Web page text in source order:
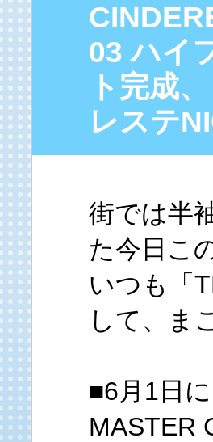
03 ハイ
ト完成
レステ
街では半
た今日こ
いつも「
して、ま
■6月1日
MASTER